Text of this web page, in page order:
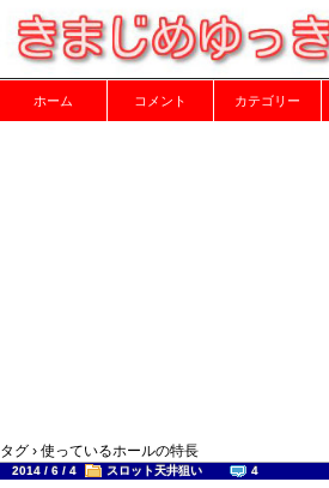
ホーム コメント カテゴリー
タグ › 使っているホールの特長
2014 / 6 / 4 スロット天井狙い 4